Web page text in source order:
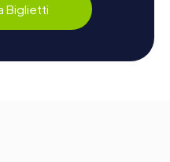
Biglietti